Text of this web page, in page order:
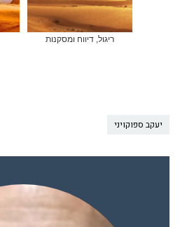
ריגול, דיווח ומסקנות
יעקב ספוקויני